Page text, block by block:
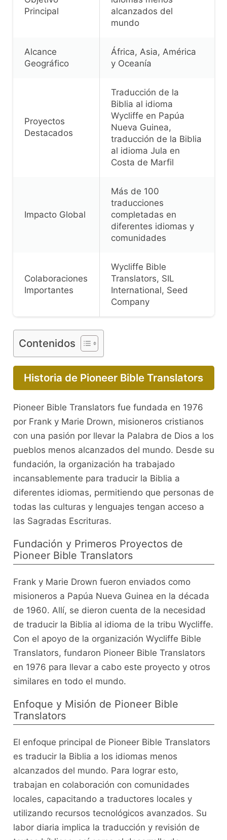
Principal
alcanzados del
mundo
Alcance
Geográfico
África, Asia, América
y Oceanía
Proyectos
Destacados
Traducción de la
Biblia al idioma
Wycliffe en Papúa
Nueva Guinea,
traducción de la Biblia
al idioma Jula en
Costa de Marfil
Impacto Global
Más de 100
traducciones
completadas en
diferentes idiomas y
comunidades
Colaboraciones
Importantes
Wycliffe Bible
Translators, SIL
International, Seed
Company
Contenidos
Historia de Pioneer Bible Translators
Pioneer Bible Translators fue fundada en 1976
por Frank y Marie Drown, misioneros cristianos
con una pasión por llevar la Palabra de Dios a los
pueblos menos alcanzados del mundo. Desde su
fundación, la organización ha trabajado
incansablemente para traducir la Biblia a
diferentes idiomas, permitiendo que personas de
todas las culturas y lenguajes tengan acceso a
las Sagradas Escrituras.
Fundación y Primeros Proyectos de
Pioneer Bible Translators
Frank y Marie Drown fueron enviados como
misioneros a Papúa Nueva Guinea en la década
de 1960. Allí, se dieron cuenta de la necesidad
de traducir la Biblia al idioma de la tribu Wycliffe.
Con el apoyo de la organización Wycliffe Bible
Translators, fundaron Pioneer Bible Translators
en 1976 para llevar a cabo este proyecto y otros
similares en todo el mundo.
Enfoque y Misión de Pioneer Bible
Translators
El enfoque principal de Pioneer Bible Translators
es traducir la Biblia a los idiomas menos
alcanzados del mundo. Para lograr esto,
trabajan en colaboración con comunidades
locales, capacitando a traductores locales y
utilizando recursos tecnológicos avanzados. Su
labor diaria implica la traducción y revisión de